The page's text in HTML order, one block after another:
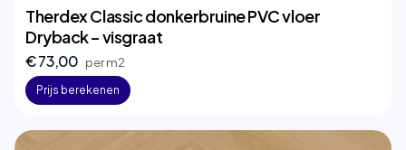
Therdex Classic donkerbruine PVC vloer
Dryback – visgraat
€ 73,00 per m2
Prijs berekenen